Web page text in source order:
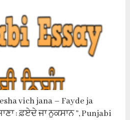
vich jana – Fayde ja
: ਫ਼ਏਦੇ ਜਾ ਨੁਕਸਾਨ ”, Punjabi